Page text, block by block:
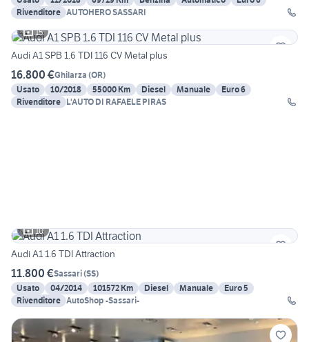
Rivenditore AUTOHERO SASSARI
15
Audi A1 SPB 1.6 TDI 116 CV Metal plus
16.800 €Ghilarza (OR)
Usato
10/2018 55000 Km Diesel Manuale
Euro 6
Rivenditore L'AUTO DI RAFAELE PIRAS
10
Audi A1 1.6 TDI Attraction
11.800 €Sassari(SS)
Usato
04/2014 101572 Km Diesel Manuale
Euro 5
Rivenditore AutoShop -Sassari-